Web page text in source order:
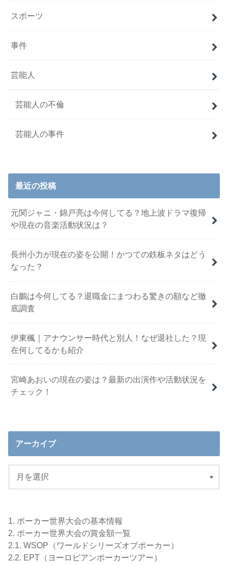
スポーツ
事件
芸能人
芸能人の不倫
芸能人の事件
最近の投稿
元関ジャニ・錦戸亮は今何してる？地上波ドラマ復帰
や現在の音楽活動状況は？
長州小力が現在の姿を公開！かつての鉄板ネタはどう
なった？
白鵬は今何してる？退職金にまつわる驚きの額など徹
底調査
伊東楓｜アナウンサー時代と別人！なぜ退社した？現
在何してるかも紹介
宮崎あおいの現在の姿は？最新の出演作や活動状況を
チェック！
アーカイブ
1. ポーカー世界大会の基本情報
2. ポーカー世界大会の賞金額一覧
2.1. WSOP（ワールドシリーズオブポーカー）
2.2. EPT（ヨーロピアンポーカーツアー）